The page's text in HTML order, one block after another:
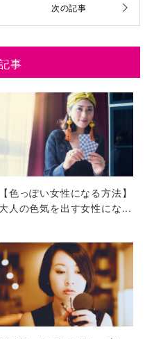
事
【色っぽい女性になる方法】
大人の色気を出す女性にな...